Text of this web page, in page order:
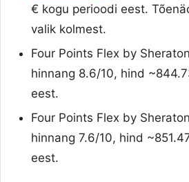
€ kogu perioodi eest.
valik kolmest.
Four Points Flex by
hinnang 8.6/10, hind
eest.
Four Points Flex by
hinnang 7.6/10, hind
eest.